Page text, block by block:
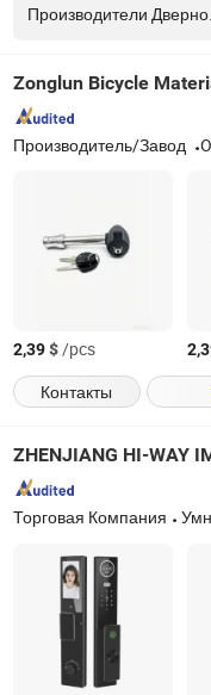
Производители Дверной Замок
Zonglun Bicycle
Производитель/Завод
2,39$/pcs
Контакты
ZHENJIANG HI-WAY
Торговая Компания